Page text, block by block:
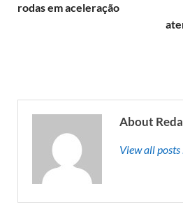
rodas em aceleração
About
View all